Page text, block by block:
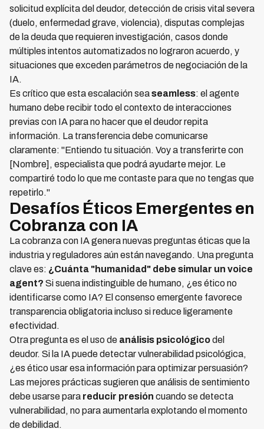
solicitud explícita del deudor, detección de crisis vital severa
(duelo, enfermedad grave, violencia), disputas complejas
de la deuda que requieren investigación, casos donde
múltiples intentos automatizados no lograron acuerdo, y
situaciones que exceden parámetros de negociación de la
IA.
Es crítico que esta escalación seaseamless: el agente
humano debe recibir todo el contexto de interacciones
previas con IA para no hacer que el deudor repita
información. La transferencia debe comunicarse
claramente: "Entiendo tu situación. Voy a transferirte con
[Nombre], especialista que podrá ayudarte mejor. Le
compartiré todo lo que me contaste para que no tengas que
repetirlo."
Desafíos Éticos Emergentes en
Cobranza con IA
La cobranza con IA genera nuevas preguntas éticas que la
industria y reguladores aún están navegando. Una pregunta
clave es: ¿Cuánta "humanidad" debe simular un voice
agent? Si suena indistinguible de humano, ¿es ético no
identificarse como IA? El consenso emergente favorece
transparencia obligatoria incluso si reduce ligeramente
efectividad.
Otra pregunta es el uso de análisis psicológicodel
deudor. Si la IA puede detectar vulnerabilidad psicológica,
¿es ético usar esa información para optimizar persuasión?
Las mejores prácticas sugieren que análisis de sentimiento
debe usarse para reducir presión cuando se detecta
vulnerabilidad, no para aumentarla explotando el momento
de debilidad.